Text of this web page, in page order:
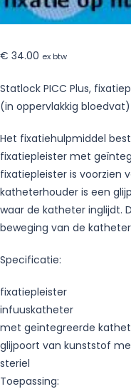
€ 34.00 ex btw
Statlock PICC Plus,
(in oppervlakkig
Het fixatiehulpmiddel
fixatiepleister met
fixatiepleister is voorzien
katheterhouder is een
waar de katheter inglijdt.
beweging van de
Specificatie:
fixatiepleister
infuuskatheter
met geïntegreerde
glijpoort van kunststof
steriel
Toepassing: